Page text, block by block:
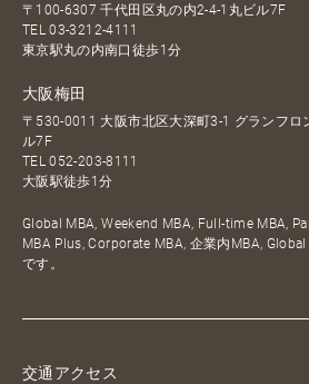
〒100-6307 千代田区丸の内2-4-1丸ビル7F
TEL03-3212-4111
東京駅丸の内南口徒歩1分
大阪梅田
〒530-0011 大阪市北区大深町3-1 グランフロ
ル7F
TEL052-203-8111
大阪駅徒歩1分
Global MBA, Weekend MBA, Full-time MBA,
MBA Plus, Corporate MBA, 企業内MBA,
です。
交通アクセス